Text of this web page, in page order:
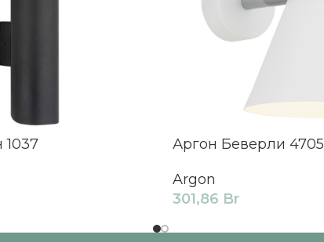
1037 Аргон Беверли 4705
Argon
301,86 Br